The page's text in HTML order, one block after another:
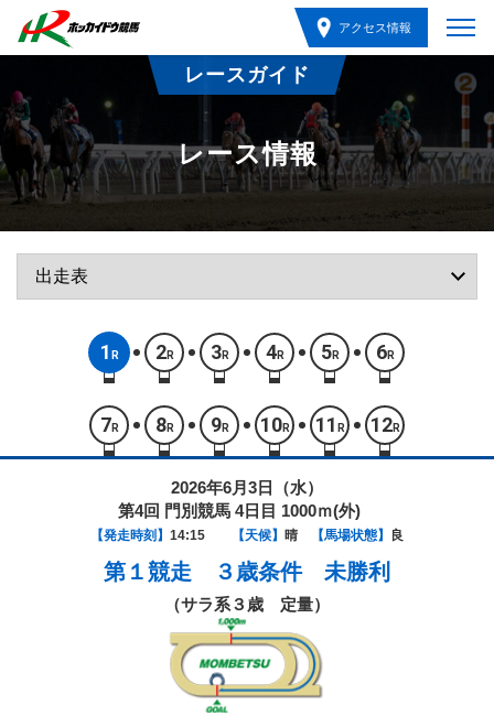
アクセス情報
レースガイド
レース情報
1 R 2R 3R 4R 5R 6R
7 R 8R 9R 10R 11 R 12R
2026年6月3日（水）
第4回 門別競馬 4日目 1000ｍ(外)
【発走時刻】 14:15 【天候】 晴 【馬場状態】 良
第１競走 ３歳条件 未勝利
（サラ系３歳 定量）